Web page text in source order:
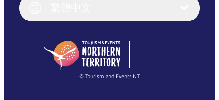
English (US)
English
(Singapore)
Français
繁體中文
© Tourism and Events NT